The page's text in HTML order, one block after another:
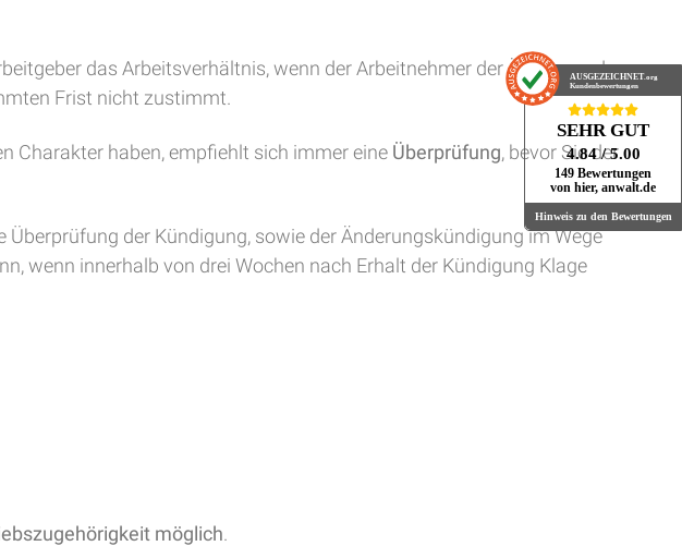
das Arbeitsverhältnis, wenn der Arbeitnehmer der Änderung des
Frist nicht zustimmt.
Charakter haben, empfiehlt sich immer eine Überprüfung, bevor Sie der
Überprüfung der Kündigung, sowie der Änderungskündigung im Wege
wenn innerhalb von drei Wochen nach Erhalt der Kündigung Klage
möglich
AUSGEZEICHNET.org
Kundenbewertungen
SEHR GUT
4.84/ 5.00
149 Bewertungen
von hier, anwalt.de
Hinweis zu den Bewertungen